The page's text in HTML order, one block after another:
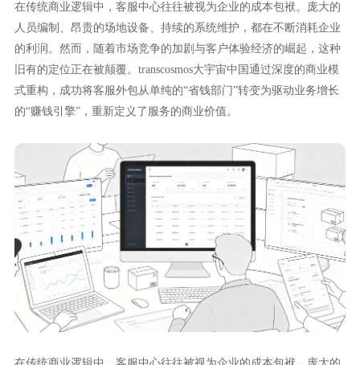
在传统商业逻辑中，客服中心往往被视为企业的成本包袱。庞大的
人员编制、昂贵的场地设备、持续的系统维护，都在不断消耗企业
的利润。然而，随着市场竞争的加剧与客户体验经济的崛起，这种
旧有的定位正在被颠覆。transcosmos大宇宙中国通过深度的商业模
式重构，成功将客服外包从单纯的“省钱部门”转变为驱动业务增长
的“赚钱引擎”，重新定义了服务的商业价值。